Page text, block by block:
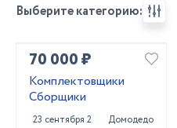
Выберите категорию:
70 000 ₽
Комплектовщики
Сборщики
23 сентября 2022 Домодедово